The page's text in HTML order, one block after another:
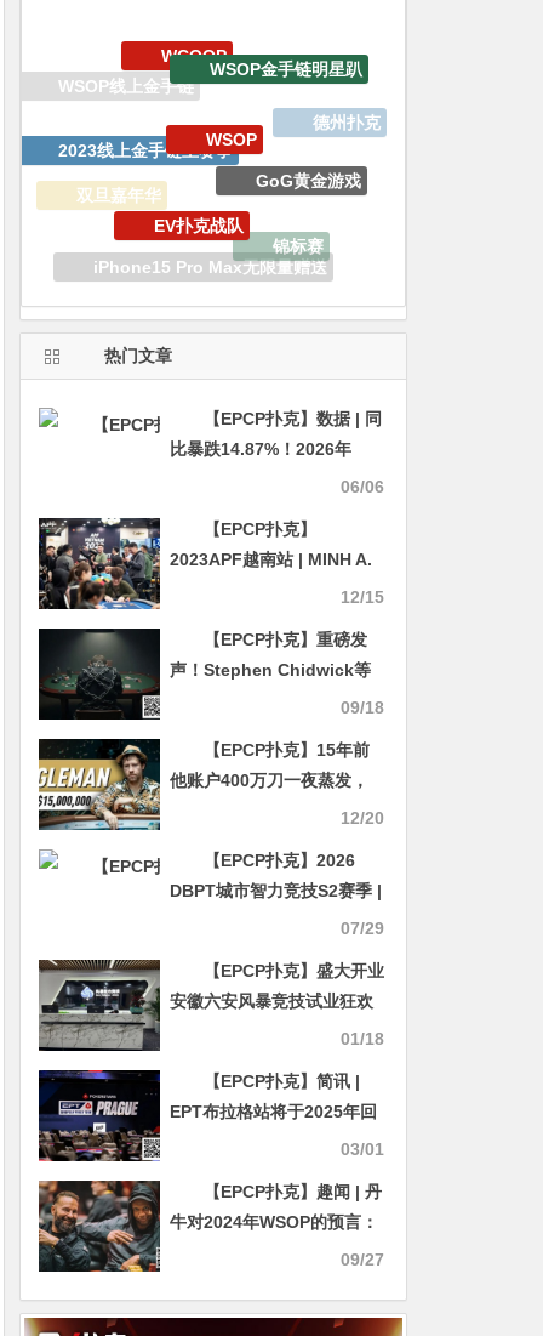
APT亚洲扑克巡回赛
百W赏金猎人大奖赛
2023线上金手链主赛事
WSOP
GoG黄金游戏
锦标赛
iPhone15 Pro Max无限量赠送
EV扑克战队
热门文章
【EPCP扑克】数据 | 同
比暴跌14.87%！2026年
WSOP主流赛事降温，小众
06/06
【EPCP扑克】
2023APF越南站 | MINH A.
NGUYEN创下计分牌纪录，
12/15
【EPCP扑克】重磅发
声！Stephen Chidwick等
顶尖牌手打破沉默，公开谈
09/18
【EPCP扑克】15年前
他账户400万刀一夜蒸发，
12/20
【EPCP扑克】2026
DBPT城市智力竞技S2赛季 |
主赛首轮战罢总参赛692人
07/29
【EPCP扑克】盛大开业
安徽六安风暴竞技试业狂欢
赛 三天保底36台苹果电子产
01/18
【EPCP扑克】简讯 |
EPT布拉格站将于2025年回
归，马耳他站和戛纳站也将
03/01
【EPCP扑克】趣闻 | 丹
牛对2024年WSOP的预言：
09/27